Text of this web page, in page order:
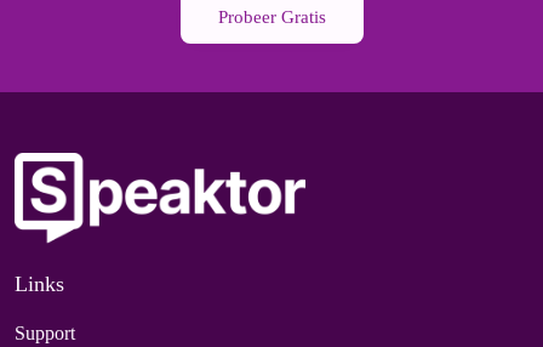
Probeer Gratis
Links
Support